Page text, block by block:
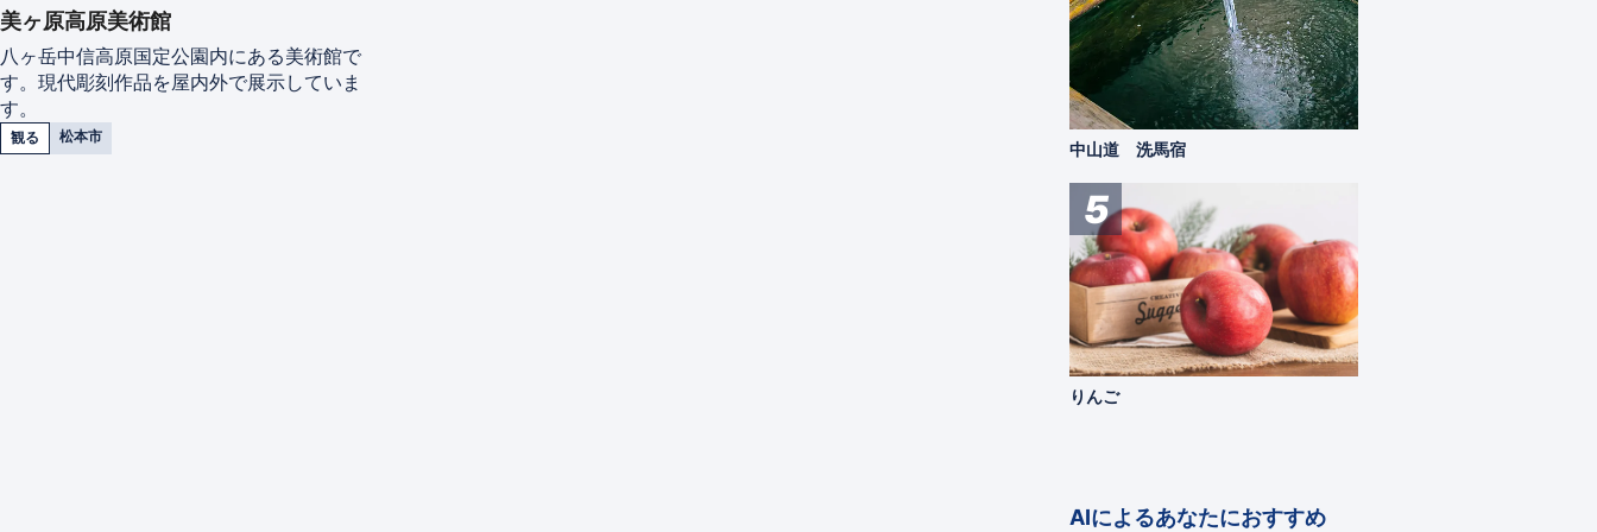
美ヶ原高原美術館
八ヶ岳中信高原国定公園内にある美術館で
す。現代彫刻作品を屋内外で展示していま
す。
観る 松本市
中山道 洗馬宿
5
りんご
AIによるあなたにおすすめ